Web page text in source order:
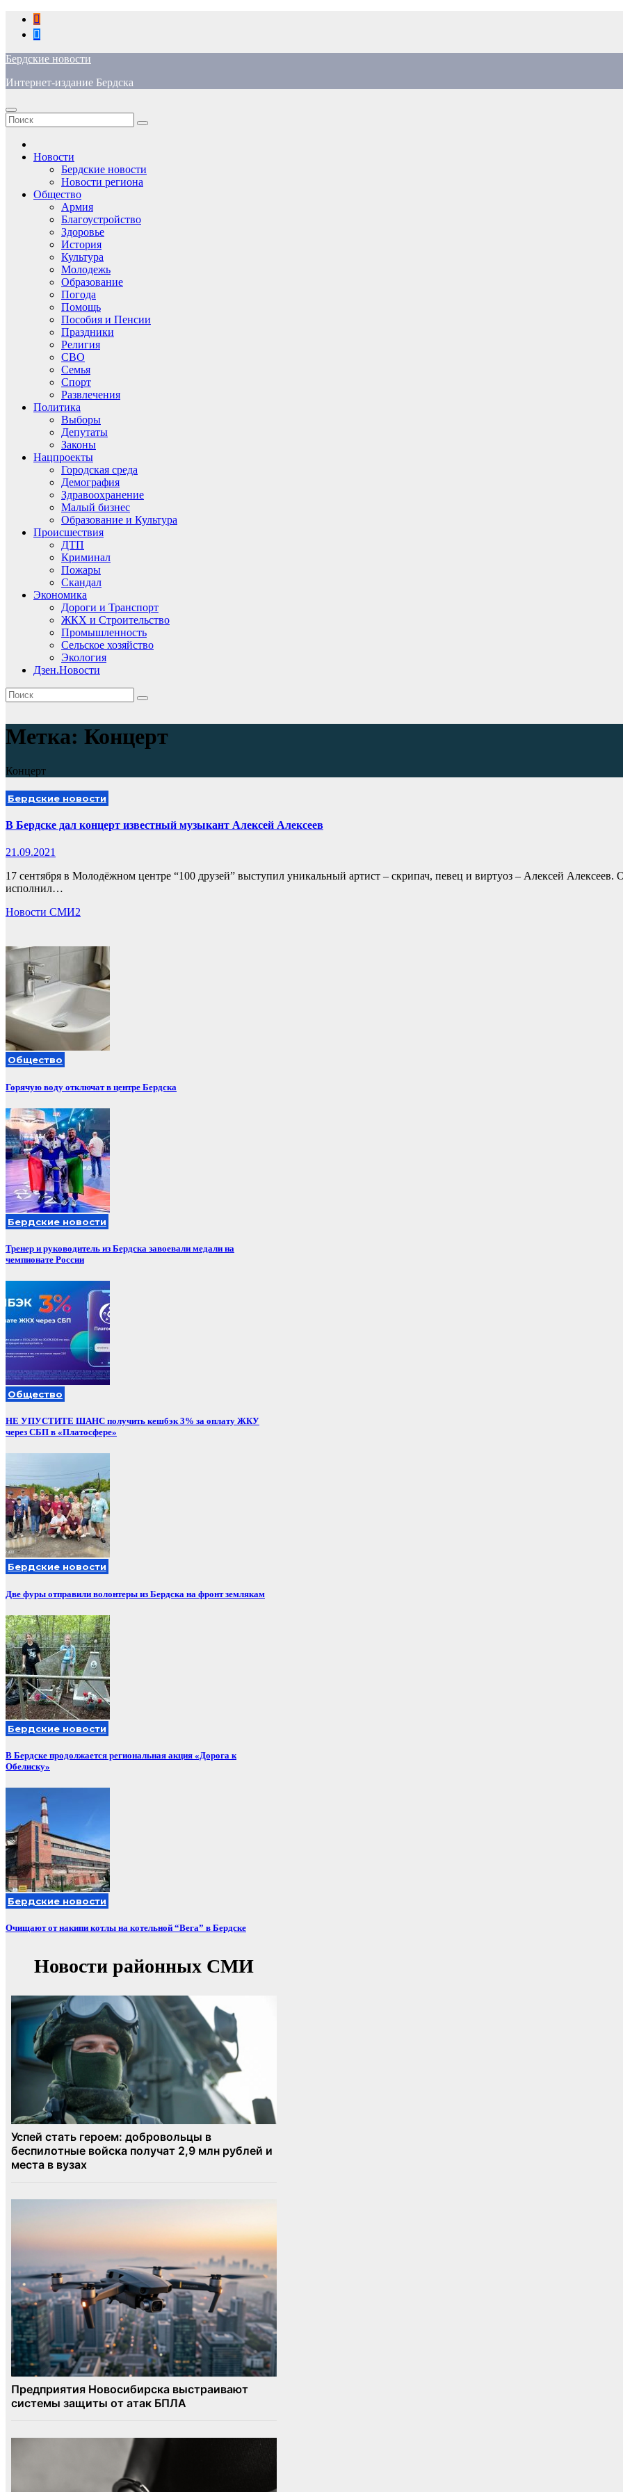
Перейти
содержимому
Бердские новости
Интернет-издание Бердска
Новости
Бердские новости
Новости региона
Общество
Армия
Благоустройство
Здоровье
История
Культура
Молодежь
Образование
Погода
Помощь
Пособия и Пенсии
Праздники
Религия
СВО
Семья
Спорт
Развлечения
Политика
Выборы
Депутаты
Законы
Нацпроекты
Городская среда
Демография
Здравоохранение
Малый бизнес
Образование и Культура
Происшествия
ДТП
Криминал
Пожары
Скандал
Экономика
Дороги и Транспорт
ЖКХ и Строительство
Промышленность
Сельское хозяйство
Экология
Дзен.Новости
Метка: Концерт
Концерт
Бердские новости
В Бердске дал концерт известный музыкант Алексей Алексеев
21.09.2021
17 сентября в Молодёжном центре “100 друзей” выступил уникальный артист – скрипач, певец и виртуоз – Алексей Алексеев.
исполнил…
Новости СМИ2
Общество
Горячую воду отключат в центре Бердска
Бердские новости
Тренер и руководитель из Бердска завоевали медали на
чемпионате России
Общество
НЕ УПУСТИТЕ ШАНС получить кешбэк 3% за оплату ЖКУ
через СБП в «Платосфере»
Бердские новости
Две фуры отправили волонтеры из Бердска на фронт землякам
Бердские новости
В Бердске продолжается региональная акция «Дорога к
Обелиску»
Бердские новости
Очищают от накипи котлы на котельной “Вега” в Бердске